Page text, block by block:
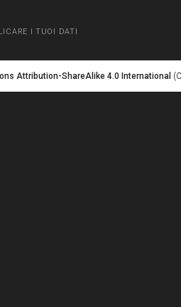
I TUOI DATI
Attribution-ShareAlike 4.0 International